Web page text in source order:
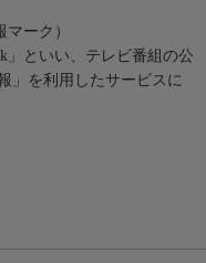
ーク）
」といい、テレビ番組の公
」を利用したサービスに